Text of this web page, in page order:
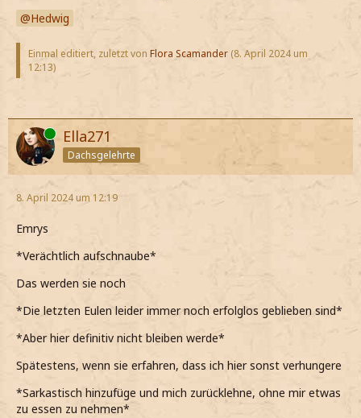
Hedwig
Einmal editiert, zuletzt von Flora Scamander (8. April 2024 um
12:13)
Online Ella271
Dachsgelehrte
8. April 2024 um 12:19
Emrys
*Verächtlich aufschnaube*
Das werden sie noch
*Die letzten Eulen leider immer noch erfolglos geblieben sind*
*Aber hier definitiv nicht bleiben werde*
Spätestens, wenn sie erfahren, dass ich hier sonst verhungere
*Sarkastisch hinzufüge und mich zurücklehne, ohne mir etwas
zu essen zu nehmen*